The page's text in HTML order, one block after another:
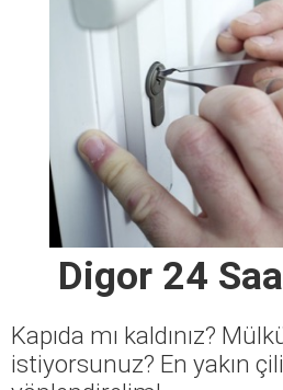
Digor 24
Kapıda mı kaldınız?
istiyorsunuz? En yakın